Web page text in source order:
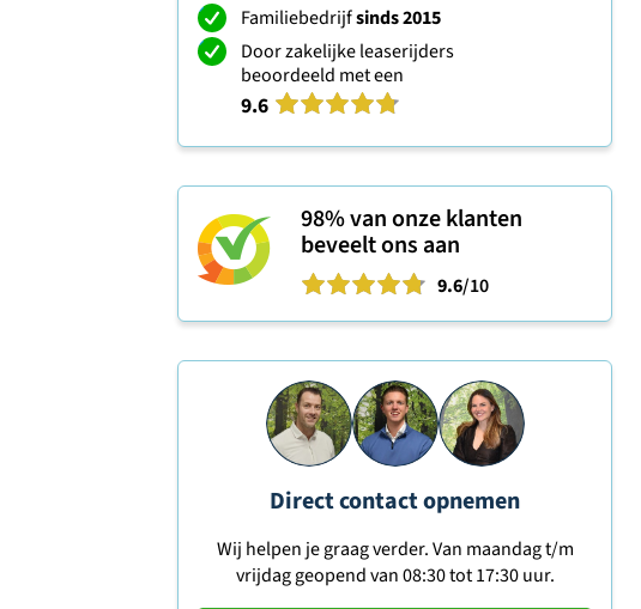
Familiebedrijfsinds 2015
Door zakelijke leaserijders
beoordeeld met een
9.6
98%van onze klanten
beveelt ons aan
9.6/10
Direct contact opnemen
Wij helpen je graag verder. Van maandag t/m
vrijdag geopend van 08:30 tot 17:30 uur.